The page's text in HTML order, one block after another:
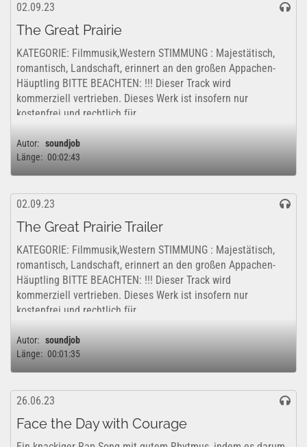
02.09.23
The Great Prairie
KATEGORIE: Filmmusik,Western STIMMUNG : Majestätisch,
romantisch, Landschaft, erinnert an den großen Appachen-
Häuptling BITTE BEACHTEN: !!! Dieser Track wird
kommerziell vertrieben. Dieses Werk ist insofern nur
kostenfrei und rechtlich für...
Autor: soundjob
Länge: 00:02:43
02.09.23
The Great Prairie Trailer
KATEGORIE: Filmmusik,Western STIMMUNG : Majestätisch,
romantisch, Landschaft, erinnert an den großen Appachen-
Häuptling BITTE BEACHTEN: !!! Dieser Track wird
kommerziell vertrieben. Dieses Werk ist insofern nur
kostenfrei und rechtlich für...
Autor: soundjob
Länge: 00:01:35
26.06.23
Face the Day with Courage